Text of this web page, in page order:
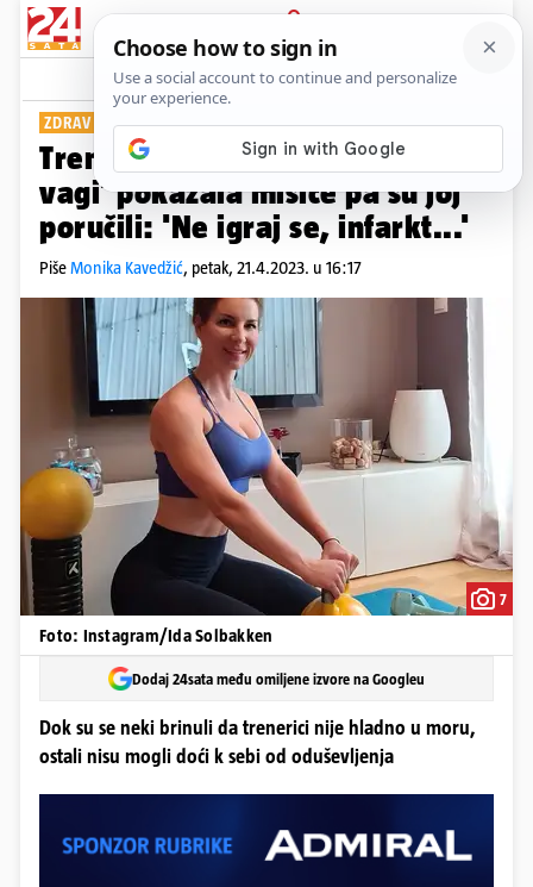
PRIJAVA
Show Komentari
ZDRAV ŽIVOT
Trenerica Maja iz 'Života na
vagi' pokazala mišiće pa su joj
poručili: 'Ne igraj se, infarkt...'
PišeMonika Kavedžić, petak, 21.4.2023. u 16:17
7
Foto: Instagram/Ida Solbakken
Dodaj 24sata među omiljene izvore na Googleu
Dok su se neki brinuli da trenerici nije hladno u moru,
ostali nisu mogli doći k sebi od oduševljenja